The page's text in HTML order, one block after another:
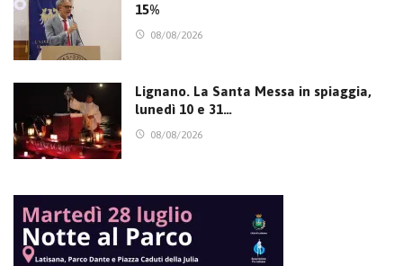
15%
08/08/2026
Lignano. La Santa Messa in spiaggia,
lunedì 10 e 31…
08/08/2026